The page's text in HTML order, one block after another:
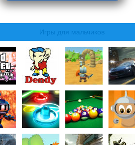
Игры для мальчиков